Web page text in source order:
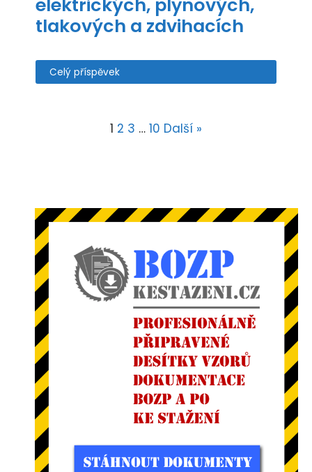
elektrických, plynových,
tlakových a zdvihacích
Celý příspěvek
1 2 3 … 10 Další »